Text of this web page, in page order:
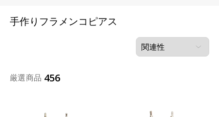
手作りフラメンコピアス
厳選商品 456